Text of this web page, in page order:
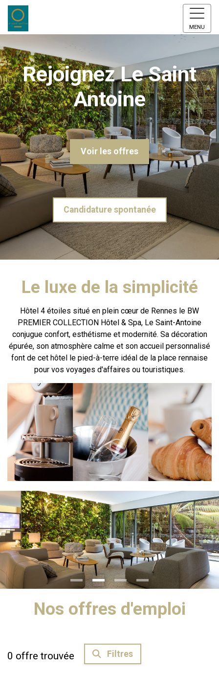
MENU
Rejoignez Le Saint
Antoine
Voir les offres
Candidature spontanée
Le luxe de la simplicité
Hôtel 4 étoiles situé en plein cœur de Rennes le BW
PREMIER COLLECTION Hôtel & Spa, Le Saint-Antoine
conjugue confort, esthétisme et modernité. Sa décoration
épurée, son atmosphère calme et son accueil personnalisé
font de cet hôtel le pied-à-terre idéal de la place rennaise
pour vos voyages d'affaires ou touristiques.
Nos offres d'emploi
0 offre trouvée Filtres